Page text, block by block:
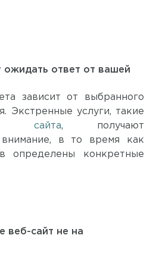
ожидать ответ от вашей
зависит от выбранного
Экстренные услуги, такие
сайта, получают
внимание, в то время как
определены конкретные
веб-сайт не на